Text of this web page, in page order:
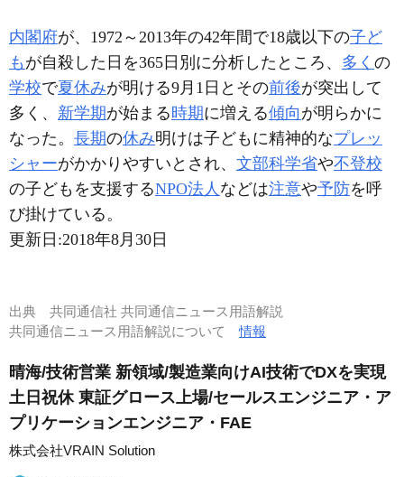
内閣府が、1972～2013年の42年間で18歳以下の子ど
も が自殺した日を365日別に分析したところ、 多く の
学校で夏休みが明ける9月1日とその前後が突出して
多く、 新学期が始まる時期に増える傾向 が明らかに
なった。 長期の休み明けは子どもに精神的なプレッ
シャーがかかりやすいとされ、 文部科学省や不登校
の子どもを支援するNPO法人 などは注意や予防を呼
び掛けている。
更新日:2018年8月30日
出典 共同通信社 共同通信ニュース用語解説
共同通信ニュース用語解説について情報
晴海/技術営業 新領域/製造業向けAI技術でDXを実現
土日祝休 東証グロース上場/セールスエンジニア・ア
プリケーションエンジニア・FAE
株式会社VRAIN Solution